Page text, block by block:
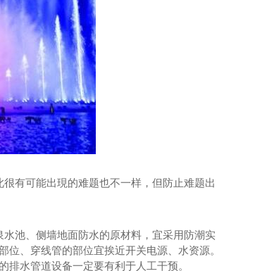
有可能出現的难题也不一样，但防止难题出
池、侧墙地面防水的原材料，宜采用防潮实
、穿线管的部位宜挨近开关电源、水资源。
水管道设备一定要有利于人工干预。